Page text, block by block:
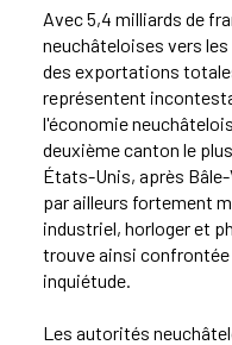
Avec 5,4 milliards de
neuchâteloises vers
des exportations
représentent
l'économie
deuxième canton le
États-Unis, après
par ailleurs fortement
industriel, horloger et
trouve ainsi confrontée
inquiétude.
Les autorités